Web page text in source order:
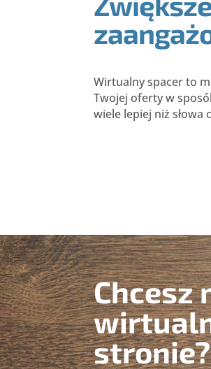
Wirtualny spacer to
Twojej oferty w
wiele lepiej niż słowa
Chcesz
stronie?